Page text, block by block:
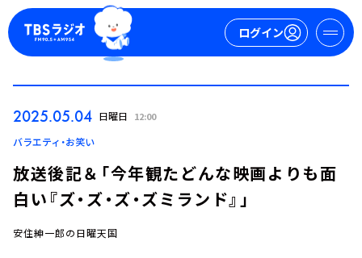
ログイン
ログイン
2025.05.04 日曜日 12:00
バラエティ・お笑い
放送後記＆「今年観たどんな映画よりも面
白い『ズ・ズ・ズ・ズミランド』」
安住紳一郎の日曜天国